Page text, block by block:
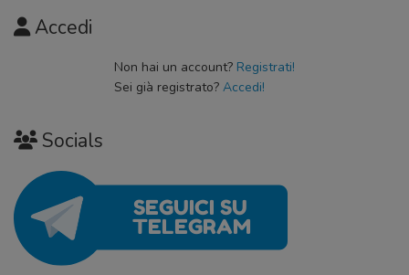
Accedi
Non hai un account? Registrati!
Sei già registrato? Accedi!
Socials